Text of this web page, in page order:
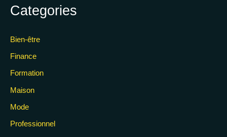
Categories
Bien-être
Finance
Formation
Maison
Mode
Professionnel